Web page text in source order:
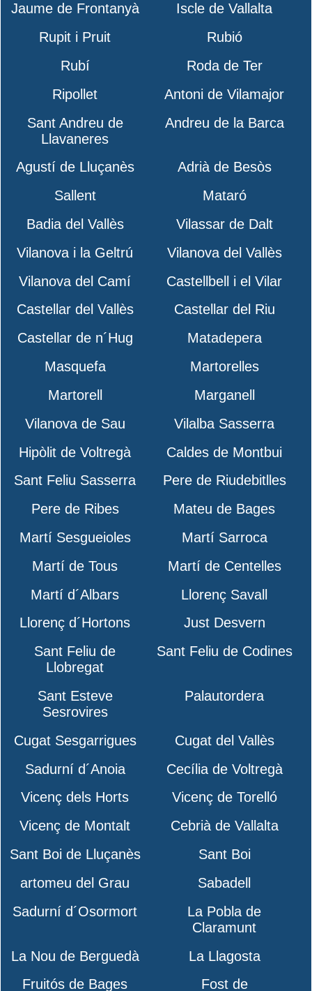
Jaume de Frontanyà
Iscle de Vallalta
Rupit i Pruit
Rubió
Rubí
Roda de Ter
Ripollet
Antoni de Vilamajor
Sant Andreu de
Llavaneres
Andreu de la Barca
Agustí de Lluçanès
Adrià de Besòs
Sallent
Mataró
Badia del Vallès
Vilassar de Dalt
Vilanova i la Geltrú
Vilanova del Vallès
Vilanova del Camí
Castellbell i el Vilar
Castellar del Vallès
Castellar del Riu
Castellar de n´Hug
Matadepera
Masquefa
Martorelles
Martorell
Marganell
Vilanova de Sau
Vilalba Sasserra
Hipòlit de Voltregà
Caldes de Montbui
Sant Feliu Sasserra
Pere de Riudebitlles
Pere de Ribes
Mateu de Bages
Martí Sesgueioles
Martí Sarroca
Martí de Tous
Martí de Centelles
Martí d´Albars
Llorenç Savall
Llorenç d´Hortons
Just Desvern
Sant Feliu de
Llobregat
Sant Feliu de Codines
Sant Esteve
Sesrovires
Palautordera
Cugat Sesgarrigues
Cugat del Vallès
Sadurní d´Anoia
Cecília de Voltregà
Vicenç dels Horts
Vicenç de Torelló
Vicenç de Montalt
Cebrià de Vallalta
Sant Boi de Lluçanès
Sant Boi
artomeu del Grau
Sabadell
Sadurní d´Osormort
La Pobla de
Claramunt
La Nou de Berguedà
La Llagosta
Fruitós de Bages
Fost de